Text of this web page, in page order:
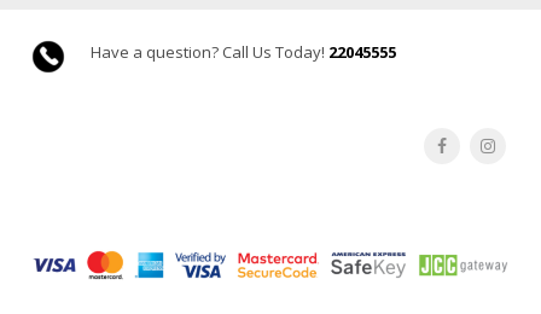
Have a question? Call Us Today! 22045555